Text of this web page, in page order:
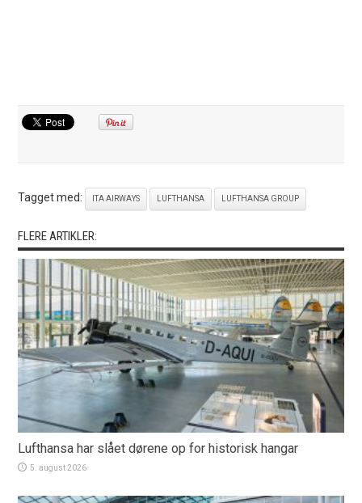
Tagget med: ITA AIRWAYS LUFTHANSA LUFTHANSA GROUP
FLERE ARTIKLER:
Lufthansa har slået dørene op for historisk hangar
5. august 2026